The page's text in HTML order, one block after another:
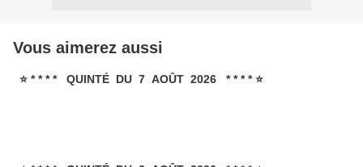
Vous aimerez aussi
⭐ * * * * QUINTÉ DU 7 AOÛT 2026 * * * * ⭐